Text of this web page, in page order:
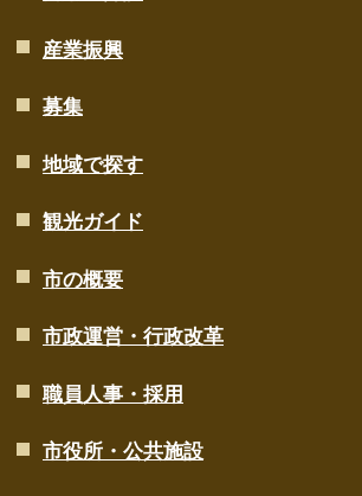
産業振興
募集
地域で探す
観光ガイド
市の概要
市政運営・行政改革
職員人事・採用
市役所・公共施設